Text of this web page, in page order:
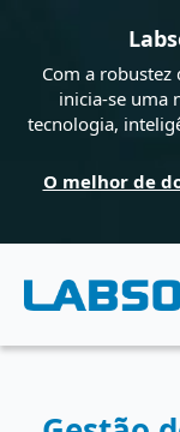
Com a robustez
inicia-se uma
tecnologia,
O melhor de